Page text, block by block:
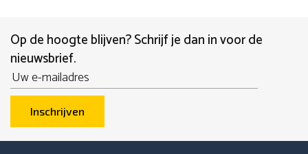
Op de hoogte blijven? Schrijf je dan in voor de
nieuwsbrief.
Email
Inschrijven